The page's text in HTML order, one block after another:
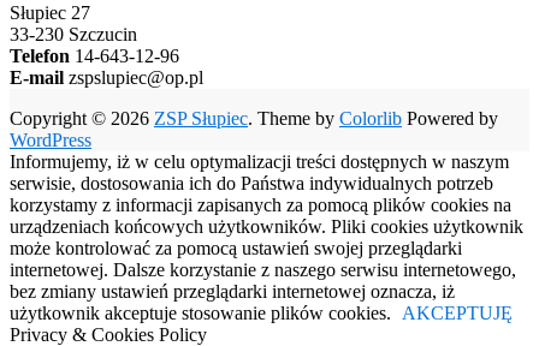
Słupiec 27
33-230 Szczucin
Telefon 14-643-12-96
E-mail zspslupiec@op.pl
Copyright © 2026 ZSP Słupiec. Theme by Colorlib Powered by
WordPress
Informujemy, iż w celu optymalizacji treści dostępnych w naszym
serwisie, dostosowania ich do Państwa indywidualnych potrzeb
korzystamy z informacji zapisanych za pomocą plików cookies na
urządzeniach końcowych użytkowników. Pliki cookies użytkownik
może kontrolować za pomocą ustawień swojej przeglądarki
internetowej. Dalsze korzystanie z naszego serwisu internetowego,
bez zmiany ustawień przeglądarki internetowej oznacza, iż
użytkownik akceptuje stosowanie plików cookies.
AKCEPTUJĘ
Privacy & Cookies Policy